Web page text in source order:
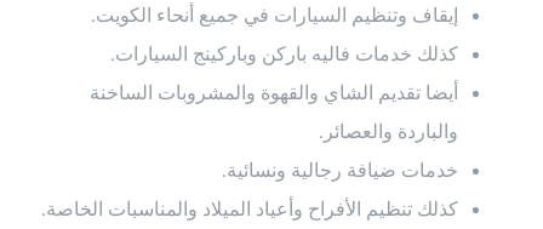
إيقاف وتنظيم السيارات في جميع أنحاء الكويت.
كذلك خدمات فاليه باركن وباركينج السيارات.
أيضا تقديم الشاي والقهوة والمشروبات الساخنة
والباردة والعصائر.
خدمات ضيافة رجالية ونسائية.
كذلك تنظيم الأفراح وأعياد الميلاد والمناسبات الخاصة.